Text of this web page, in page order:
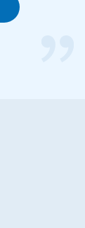
神‘道’成
分，而且
了，所以